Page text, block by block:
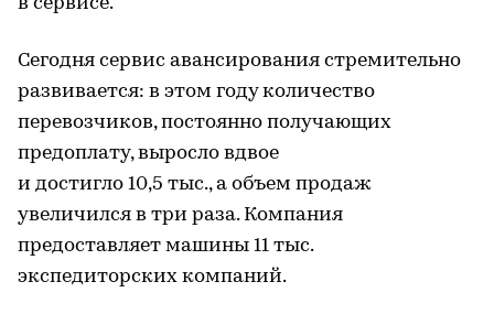
Сегодня сервис авансирования стремительно
развивается: в этом году количество
перевозчиков, постоянно получающих
предоплату, выросло вдвое
и достигло 10,5 тыс., а объем продаж
увеличился в три раза. Компания
предоставляет машины 11 тыс.
экспедиторских компаний.